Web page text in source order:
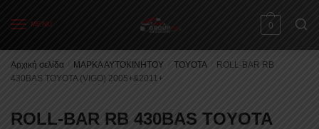
MENU 0
Αρχική σελίδα ΜΑΡΚΑ ΑΥΤΟΚΙΝΗΤΟΥ TOYOTA
ROLL-BAR RB
430BAS TOYOTA (VIGO) 2005+&2011+
ROLL-BAR RB 430BAS TOYOTA